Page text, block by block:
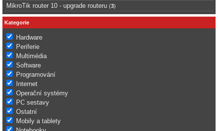
MikroTik router 10 - upgrade routeru (3)
Kategorie
Hardware
Periferie
Multimédia
Software
Programování
Internet
Operační systémy
PC sestavy
Ostatní
Mobily a tablety